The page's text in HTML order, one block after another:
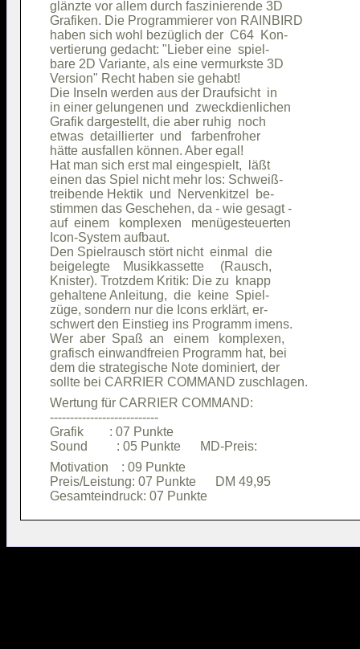
glänzte vor allem durch faszinierende 3D
Grafiken. Die Programmierer von RAINBIRD
haben sich wohl bezüglich der  C64  Kon-
vertierung gedacht: "Lieber eine  spiel-
bare 2D Variante, als eine vermurkste 3D
Version" Recht haben sie gehabt!
Die Inseln werden aus der Draufsicht  in
in einer gelungenen und  zweckdienlichen
Grafik dargestellt, die aber ruhig  noch
etwas  detaillierter  und   farbenfroher
hätte ausfallen können. Aber egal!
Hat man sich erst mal eingespielt,  läßt
einen das Spiel nicht mehr los: Schweiß-
treibende Hektik  und  Nervenkitzel  be-
stimmen das Geschehen, da - wie gesagt -
auf  einem   komplexen   menügesteuerten
Icon-System aufbaut.
Den Spielrausch stört nicht  einmal  die
beigelegte    Musikkassette     (Rausch,
Knister). Trotzdem Kritik: Die zu  knapp
gehaltene Anleitung,  die  keine  Spiel-
züge, sondern nur die Icons erklärt, er-
schwert den Einstieg ins Programm imens.
Wer  aber  Spaß  an   einem   komplexen,
grafisch einwandfreien Programm hat, bei
dem die strategische Note dominiert, der
Wertung für CARRIER COMMAND:
---------------------------
Grafik        : 07 Punkte
Motivation    : 09 Punkte
Preis/Leistung: 07 Punkte      DM 49,95